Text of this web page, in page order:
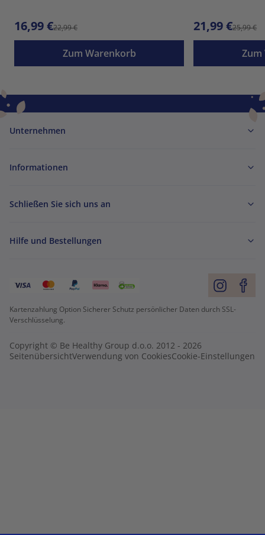
16,99 €22,99 €
Zum Warenkorb
21,99 €25,99 €
Zum
Unternehmen
Informationen
Schließen Sie sich uns an
Hilfe und Bestellungen
Kartenzahlung Option Sicherer Schutz persönlicher Daten durch SSL-
Verschlüsselung.
Copyright © Be Healthy Group d.o.o. 2012 - 2026
SeitenübersichtVerwendung von CookiesCookie-Einstellungen